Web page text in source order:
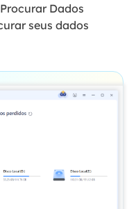
Dados
seus dados